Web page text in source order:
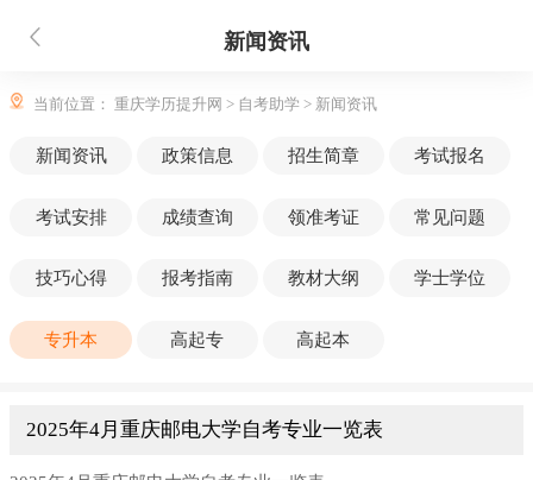
新闻资讯
当前位置：重庆学历提升网> 自考助学 > 新闻资讯
新闻资讯 政策信息 招生简章 考试报名
考试安排 成绩查询 领准考证 常见问题
技巧心得 报考指南 教材大纲 学士学位
专升本 高起专 高起本
2025年4月重庆邮电大学自考专业一览表